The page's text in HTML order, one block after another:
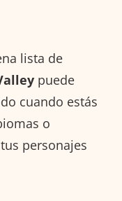
lista de
puede
cuando estás
o
personajes